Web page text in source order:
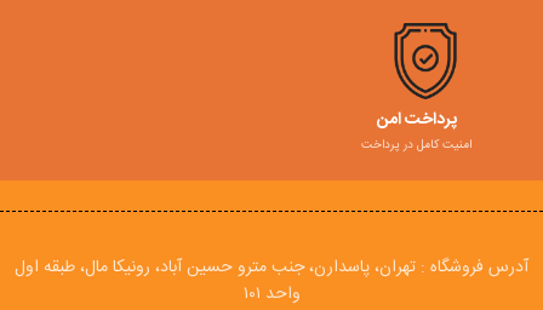
پرداخت امن
امنیت کامل در پرداخت
آدرس فروشگاه : تهران، پاسدارن، جنب مترو حسین آباد، رونیکا مال، طبقه اول
واحد ۱۰۱